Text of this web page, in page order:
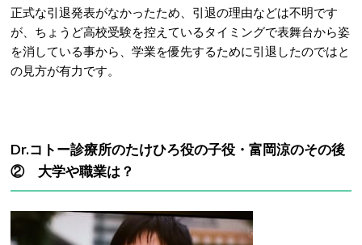
正式な引退発表がなかったため、引退の理由などは不明です
が、ちょうど高校受験を控えているタイミングで表舞台から姿
を消している事から、学業を優先するために引退したのではと
の見方が有力です。
Dr.コトー診療所のたけひろ役の子役・富岡涼のその後
② 大学や職業は？